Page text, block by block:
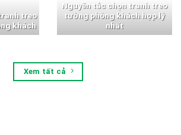
treo
khách
Nguyên tắc chọn tranh treo
tường phòng khách hợp lý
nhất
Xem tất cả